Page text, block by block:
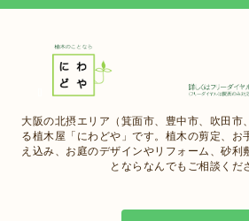
大阪の北摂エリア（箕面市、豊中市、吹田市
る植木屋「にわどや」です。植木の剪定、お
え込み、お庭のデザインやリフォーム、砂利
とならなんでもご相談く